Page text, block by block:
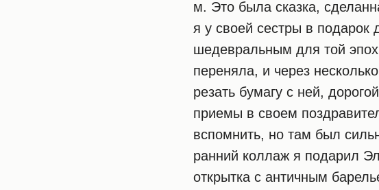
м. Это была сказка,
я у своей сестры в подарок
шедевральным для той
переняла, и через
резать бумагу с ней,
приемы в своем
вспомнить, но там был
ранний коллаж я подарил
открытка с античным